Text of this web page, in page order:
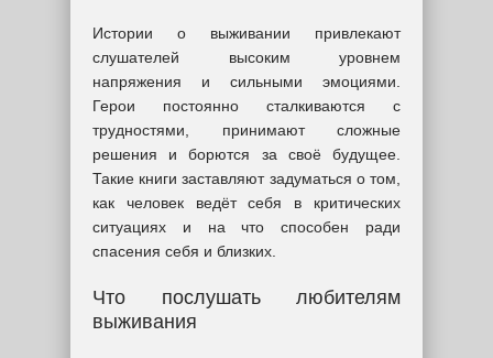
Истории о выживании привлекают
слушателей высоким уровнем
напряжения и сильными эмоциями.
Герои постоянно сталкиваются с
трудностями, принимают сложные
решения и борются за своё будущее.
Такие книги заставляют задуматься о том,
как человек ведёт себя в критических
ситуациях и на что способен ради
спасения себя и близких.
Что послушать любителям
выживания